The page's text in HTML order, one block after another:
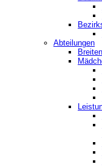
Abteilungen